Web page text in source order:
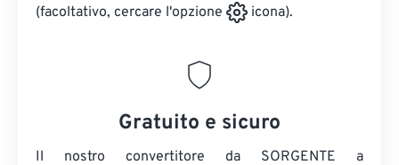
(facoltativo, cercare l'opzione
icona).
Gratuito e sicuro
Il nostro convertitore da SORGENTE a